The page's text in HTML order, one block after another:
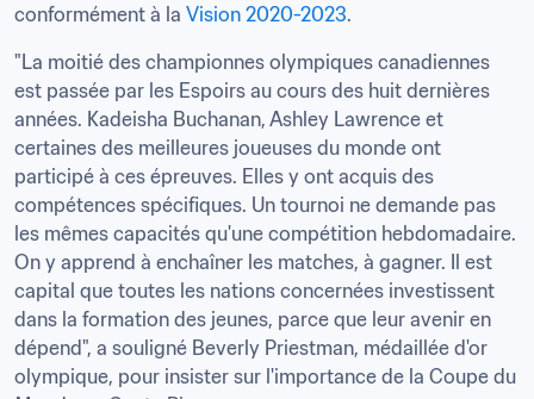
conformément à la Vision 2020-2023.
"La moitié des championnes olympiques canadiennes
est passée par les Espoirs au cours des huit dernières
années. Kadeisha Buchanan, Ashley Lawrence et
certaines des meilleures joueuses du monde ont
participé à ces épreuves. Elles y ont acquis des
compétences spécifiques. Un tournoi ne demande pas
les mêmes capacités qu'une compétition hebdomadaire.
On y apprend à enchaîner les matches, à gagner. Il est
capital que toutes les nations concernées investissent
dans la formation des jeunes, parce que leur avenir en
dépend", a souligné Beverly Priestman, médaillée d'or
olympique, pour insister sur l'importance de la Coupe du